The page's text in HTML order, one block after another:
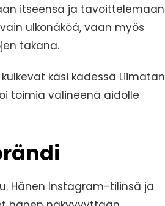
itseensä ja tavoittelemaan
ulkonäköä, vaan myös
takana.
käsi kädessä Liimatan
toimia välineenä aidolle
Hänen Instagram-tilinsä ja